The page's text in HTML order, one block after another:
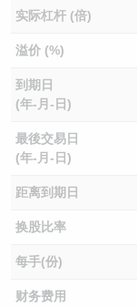
实际杠杆 (倍)
溢价 (%)
到期日
(年-月-日)
最後交易日
(年-月-日)
距离到期日
换股比率
每手(份)
财务费用